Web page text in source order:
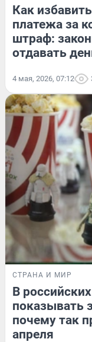
Как
платежа за
штраф:
отдавать
4 мая, 2026, 07:12
СТРАНА И МИР
В
показывать
почему так
апреля